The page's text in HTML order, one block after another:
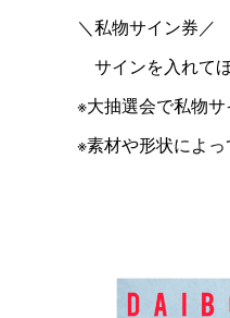
＼私物サイン券／
サインを入れて
※大抽選会で私物サ
※素材や形状によっ